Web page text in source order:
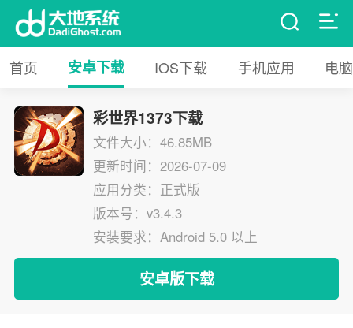
首页 安卓下载 IOS下载 手机应用 电
彩世界1373下载
文件大小：46.85MB
更新时间：2026-07-09
应用分类：正式版
版本号：v3.4.3
安装要求：Android 5.0 以上
安卓版下载